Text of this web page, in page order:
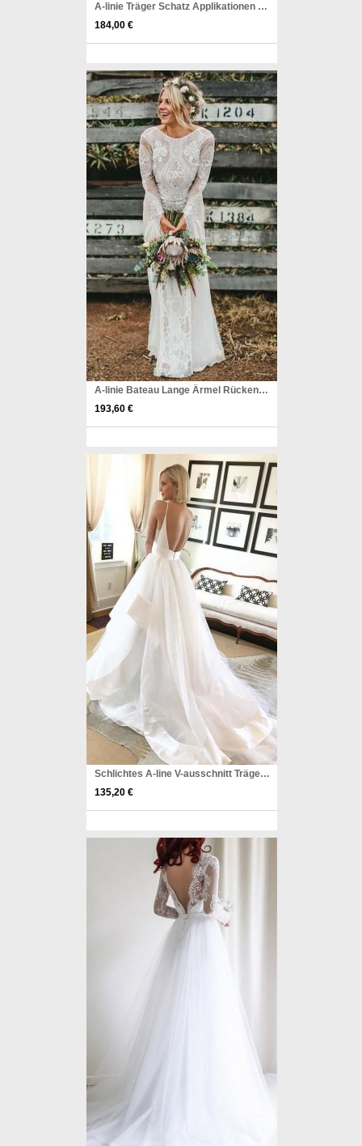
A-linie Träger Schatz Applikationen Tüll Langes Brautkleid Twa3692
184,00 €
A-linie Bateau Lange Ärmel Rückenfreies Chiffon Brautkleid Mit Spitze Twa4002
193,60 €
Schlichtes A-line V-ausschnitt Träger Elfenbein Langes Brautkleid Mit Rückenfrei Twa2752
135,20 €